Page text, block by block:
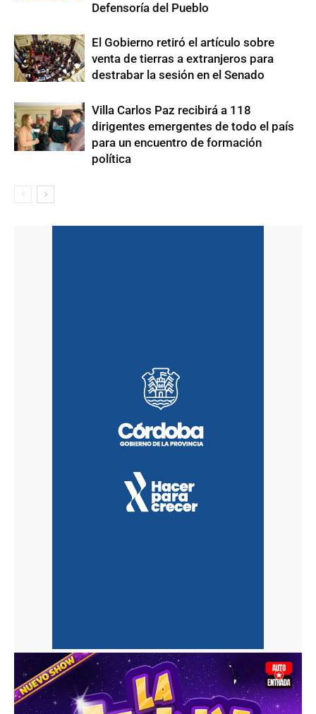
Defensoría del Pueblo
El Gobierno retiró el artículo sobre
venta de tierras a extranjeros para
destrabar la sesión en el Senado
Villa Carlos Paz recibirá a 118
dirigentes emergentes de todo el país
para un encuentro de formación
política